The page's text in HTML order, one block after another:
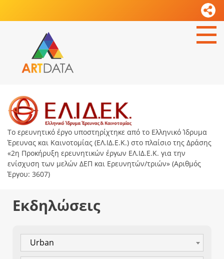
Το ερευνητικό έργο υποστηρίχτηκε από το Ελληνικό Ίδρυμα
Έρευνας και Καινοτομίας (ΕΛ.ΙΔ.Ε.Κ.) στο πλαίσιο της Δράσης
«2η Προκήρυξη ερευνητικών έργων ΕΛ.ΙΔ.Ε.Κ. για την
ενίσχυση των μελών ΔΕΠ και Ερευνητών/τριών» (Αριθμός
Έργου: 3607)
Εκδηλώσεις
Urban